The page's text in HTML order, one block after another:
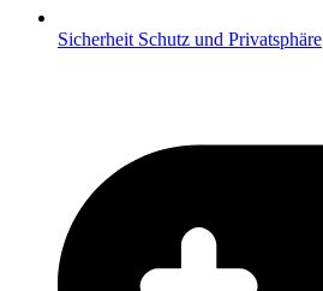
Sicherheit Schutz und Privatsphäre